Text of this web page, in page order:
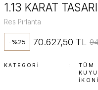
1.13 KARAT
Res Pırlanta
-%25 70.627,50 TL
KATEGORI TÜM